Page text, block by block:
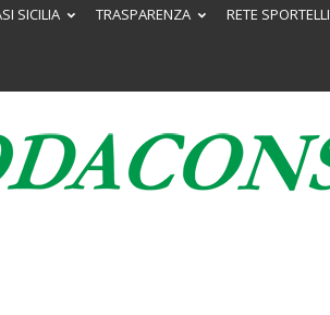
SICILIA TRASPARENZA RETE SPORTELLI